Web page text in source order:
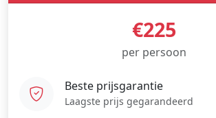
€225
per persoon
Beste prijsgarantie
Laagste prijs gegarandeerd